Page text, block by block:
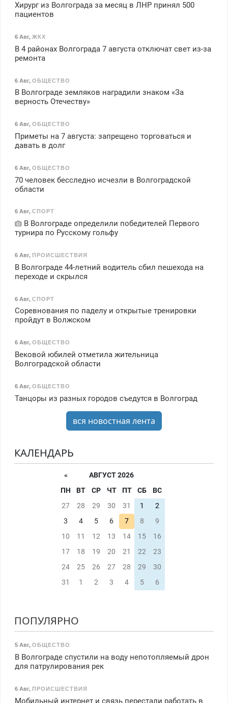
Хирург из Волгограда за месяц в ЛНР принял 500
пациентов
6 Авг, ЖКХ
В 4 районах Волгограда 7 августа отключат свет из-за
ремонта
6 Авг, ОБЩЕСТВО
В Волгограде земляков наградили знаком «За
верность Отечеству»
6 Авг, ОБЩЕСТВО
Приметы на 7 августа: запрещено торговаться и
давать в долг
6 Авг, ОБЩЕСТВО
70 человек бесследно исчезли в Волгоградской
области
6 Авг, СПОРТ
В Волгограде определили победителей Первого
турнира по Русскому гольфу
6 Авг, ПРОИСШЕСТВИЯ
В Волгограде 44-летний водитель сбил пешехода на
переходе и скрылся
6 Авг, СПОРТ
Соревнования по паделу и открытые тренировки
пройдут в Волжском
6 Авг, ОБЩЕСТВО
Вековой юбилей отметила жительница
Волгоградской области
6 Авг, ОБЩЕСТВО
Танцоры из разных городов съедутся в Волгоград
вся новостная лента
КАЛЕНДАРЬ
«
АВГУСТ 2026
ПН
ВТ СР ЧТ ПТ СБ
ВС
27
28 29 30 31 1
2
3
4 5 6 7 8
9
10
11 12 13 14 15
16
17
18 19 20 21 22
23
24
25 26 27 28 29
30
31
1 2 3 4 5 6
ПОПУЛЯРНО
5 Авг, ОБЩЕСТВО
В Волгограде спустили на воду непотопляемый дрон
для патрулирования рек
6 Авг, ПРОИСШЕСТВИЯ
Мобильный интернет и связь перестали работать в